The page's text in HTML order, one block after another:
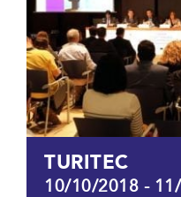
TURITEC
10/10/2018 -